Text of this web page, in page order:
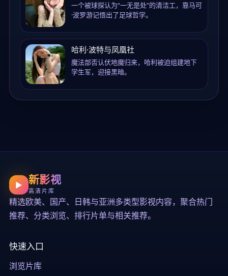
一个被球探认为“一无是处”的清洁工，靠马可
·波罗游记悟出了足球哲学。
哈利·波特与凤凰社
魔法部否认伏地魔归来，哈利被迫组建地下
学生军，迎接黑暗。
▶ 新影视
高清片库
精选欧美、国产、日韩与亚洲多类型影视内容，聚合热门
推荐、分类浏览、排行片单与相关推荐。
快速入口
浏览片库